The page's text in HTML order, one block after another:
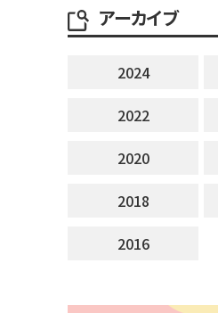
アーカイブ
2024
2022
2020
2018
2016